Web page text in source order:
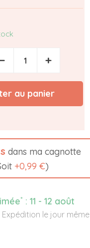
+
au panier
dans ma cagnotte
+0,99 €)
* : 11 - 12 août
le jour même